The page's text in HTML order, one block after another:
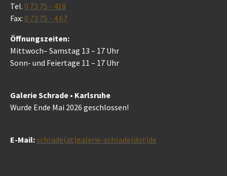
Tel. 0 73 75 - 418
Fax: 0 73 75 - 4 67
Öffnungszeiten:
Mittwoch– Samstag 13 – 17 Uhr
Sonn- und Feiertage 11 – 17 Uhr
Galerie Schrade • Karlsruhe
Wurde Ende Mai 2026 geschlossen!
E-Mail:schrade(at)galerie-schrade(dot)de